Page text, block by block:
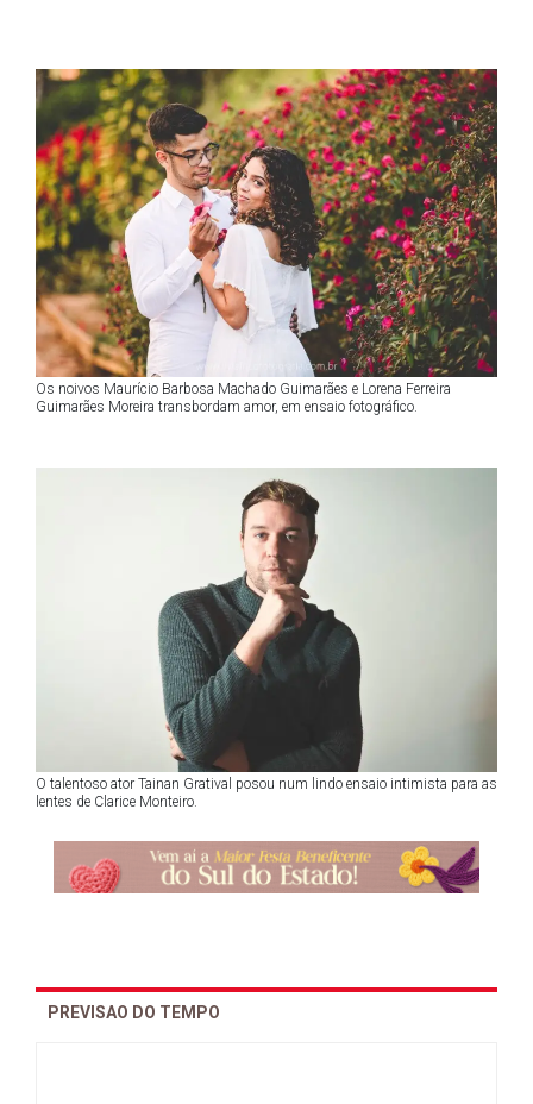
Os noivos Maurício Barbosa Machado Guimarães e Lorena Ferreira
Guimarães Moreira transbordam amor, em ensaio fotográfico.
O talentoso ator Tainan Gratival posou num lindo ensaio intimista para as
lentes de Clarice Monteiro.
PREVISAO DO TEMPO